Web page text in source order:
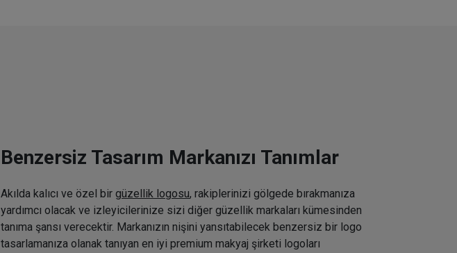
Benzersiz Tasarım Markanızı Tanımlar
Akılda kalıcı ve özel bir güzellik logosu, rakiplerinizi gölgede bırakmanıza
yardımcı olacak ve izleyicilerinize sizi diğer güzellik markaları kümesinden
tanıma şansı verecektir. Markanızın nişini yansıtabilecek benzersiz bir logo
tasarlamanıza olanak tanıyan en iyi premium makyaj şirketi logoları